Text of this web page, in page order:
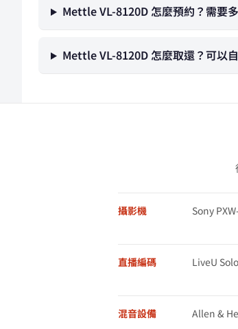
Mettle VL-8120D 怎麼預約？需要
Mettle VL-8120D 怎麼取還？可以
攝影機 Sony
直播編碼 LiveU
混音設備 Allen &